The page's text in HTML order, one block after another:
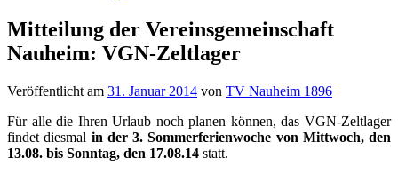
Mitteilung der Vereinsgemeinschaft
Nauheim: VGN-Zeltlager
Veröffentlicht am 31. Januar 2014 von TV Nauheim 1896
Für alle die Ihren Urlaub noch planen können, das VGN-Zeltlager
findet diesmal in der 3. Sommerferienwoche von Mittwoch, den
13.08. bis Sonntag, den 17.08.14 statt.